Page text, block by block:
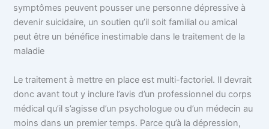
symptômes peuvent pousser une personne dépressive à
devenir suicidaire, un soutien qu’il soit familial ou amical
peut être un bénéfice inestimable dans le traitement de la
maladie
Le traitement à mettre en place est multi-factoriel. Il devrait
donc avant tout y inclure l’avis d’un professionnel du corps
médical qu’il s’agisse d’un psychologue ou d’un médecin au
moins dans un premier temps. Parce qu’à la dépression,